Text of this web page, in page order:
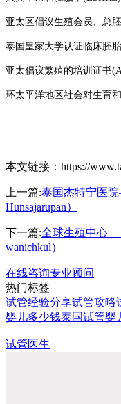
亚太区倡议生殖会员、总
泰国皇家大学认证临床胚
亚太倡议繁殖的培训证书
环太平洋地区社会对生育
本文链接：https://
上一篇:泰国杰特宁医
Hunsajarupan）
下一篇:全球生殖中心
wanichkul）
在线咨询专业顾问
热门标签
试管经验分享试管攻略
婴儿多少钱泰国试管婴
试管医生